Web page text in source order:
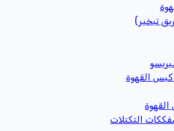
تبخير)
القهوة
التكتلات